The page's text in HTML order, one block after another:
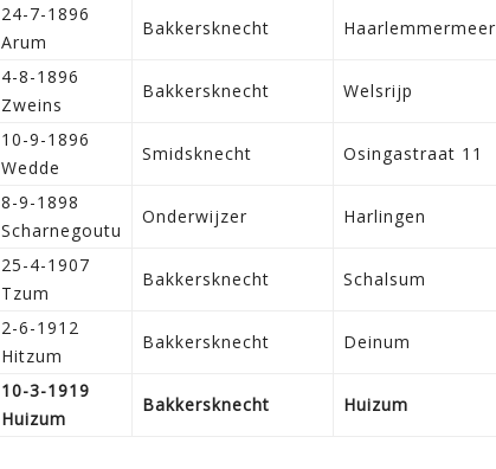
24-7-1896
Arum
Bakkersknecht Haarlemmermeer
4-8-1896
Zweins
Bakkersknecht Welsrijp
10-9-1896
Wedde
Smidsknecht Osingastraat 11
8-9-1898
Scharnegoutu
Onderwijzer Harlingen
25-4-1907
Tzum
Bakkersknecht Schalsum
2-6-1912
Hitzum
Bakkersknecht Deinum
10-3-1919
Huizum
Bakkersknecht Huizum